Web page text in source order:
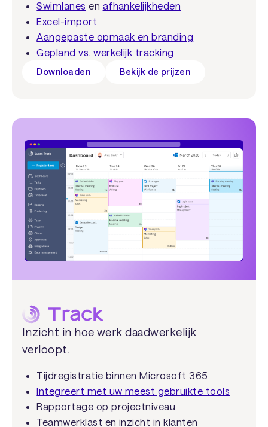
Swimlanes en afhankelijkheden
Excel-import
Aangepaste opmaak en branding
Gepland vs. werkelijk tracking
Downloaden Bekijk de prijzen
Inzicht in hoe werk daadwerkelijk
verloopt.
Tijdregistratie binnen Microsoft 365
Integreert met uw meest gebruikte tools
Rapportage op projectniveau
Teamwerklast en inzicht in klanten